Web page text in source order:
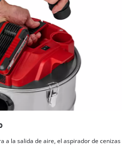
a la salida de aire, el aspirador de cenizas